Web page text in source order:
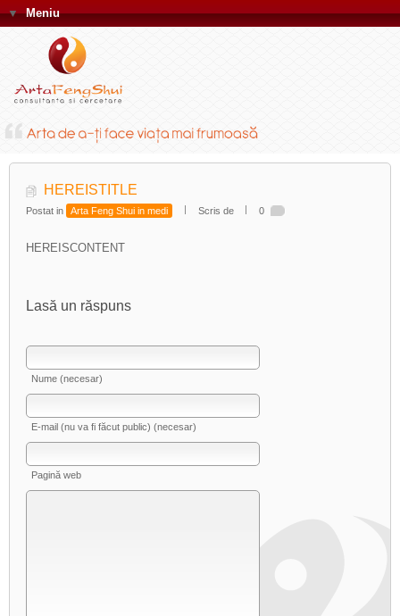
▼Meniu
HEREISTITLE
Postat in Arta Feng Shui in medi Scris de 0
HEREISCONTENT
Lasă un răspuns
Nume (necesar)
E-mail (nu va fi făcut public) (necesar)
Pagină web